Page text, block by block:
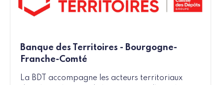
Banque des Territoires - Bourgogne-
Franche-Comté
La BDT accompagne les acteurs territoriaux